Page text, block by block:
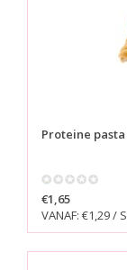
Proteine
€1,65
VANAF: €1,29 /